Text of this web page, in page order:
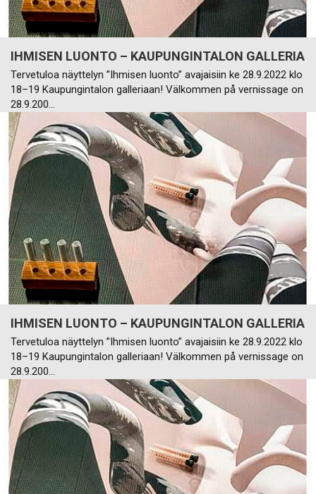
IHMISEN LUONTO – KAUPUNGINTALON GALLERIA
Tervetuloa näyttelyn ”Ihmisen luonto” avajaisiin ke 28.9.2022 klo
18–19 Kaupungintalon galleriaan! Välkommen på vernissage on
28.9.200…
IHMISEN LUONTO – KAUPUNGINTALON GALLERIA
Tervetuloa näyttelyn ”Ihmisen luonto” avajaisiin ke 28.9.2022 klo
18–19 Kaupungintalon galleriaan! Välkommen på vernissage on
28.9.200…